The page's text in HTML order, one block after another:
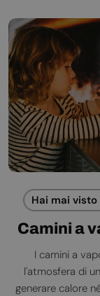
Hai mai
Camini a
I camini a
l'atmosfera di
generare calore